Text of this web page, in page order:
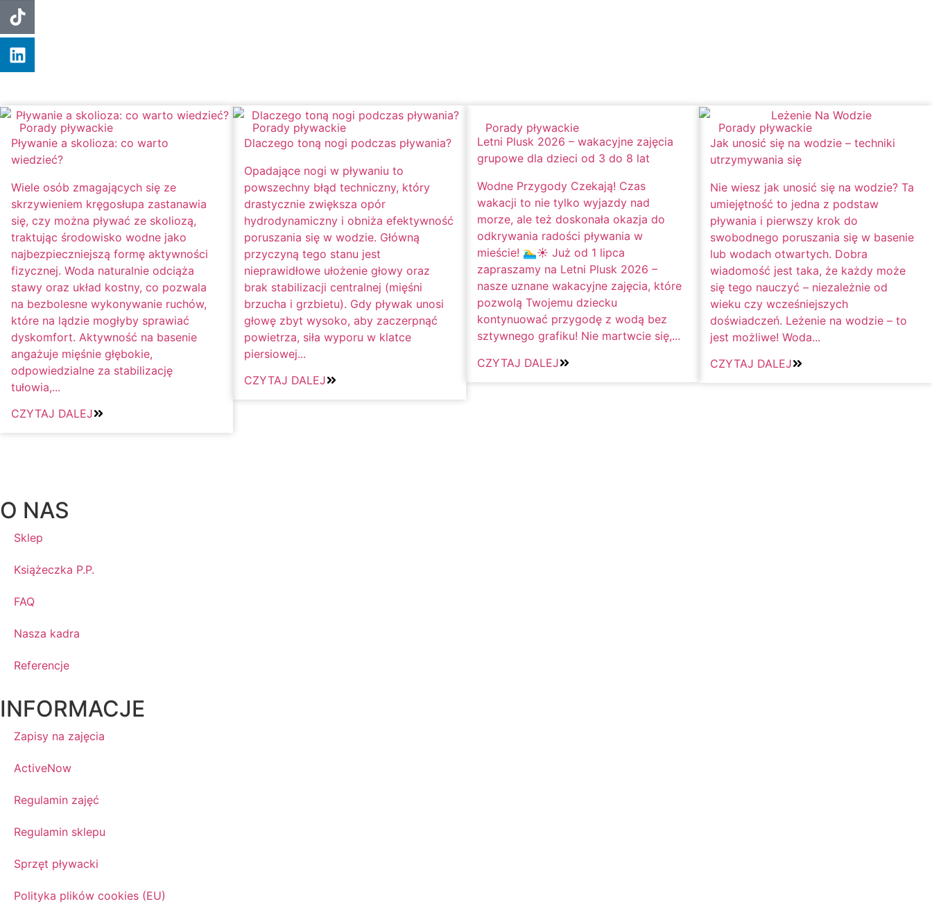
Porady pływackie
Pływanie a skolioza: co warto
wiedzieć?
Wiele osób zmagających się ze
skrzywieniem kręgosłupa zastanawia
się, czy można pływać ze skoliozą,
traktując środowisko wodne jako
najbezpieczniejszą formę aktywności
fizycznej. Woda naturalnie odciąża
stawy oraz układ kostny, co pozwala
na bezbolesne wykonywanie ruchów,
które na lądzie mogłyby sprawiać
dyskomfort. Aktywność na basenie
angażuje mięśnie głębokie,
odpowiedzialne za stabilizację
tułowia,...
CZYTAJ DALEJ
Porady pływackie
Dlaczego toną nogi podczas pływania?
Opadające nogi w pływaniu to
powszechny błąd techniczny, który
drastycznie zwiększa opór
hydrodynamiczny i obniża efektywność
poruszania się w wodzie. Główną
przyczyną tego stanu jest
nieprawidłowe ułożenie głowy oraz
brak stabilizacji centralnej (mięśni
brzucha i grzbietu). Gdy pływak unosi
głowę zbyt wysoko, aby zaczerpnąć
powietrza, siła wyporu w klatce
piersiowej...
CZYTAJ DALEJ
Porady pływackie
Letni Plusk 2026 – wakacyjne zajęcia
grupowe dla dzieci od 3 do 8 lat
Wodne Przygody Czekają! Czas
wakacji to nie tylko wyjazdy nad
morze, ale też doskonała okazja do
odkrywania radości pływania w
mieście! 🏊‍♂️☀️ Już od 1 lipca
zapraszamy na Letni Plusk 2026 –
nasze uznane wakacyjne zajęcia, które
pozwolą Twojemu dziecku
kontynuować przygodę z wodą bez
sztywnego grafiku! Nie martwcie się,...
CZYTAJ DALEJ
Porady pływackie
Jak unosić się na wodzie – techniki
utrzymywania się
Nie wiesz jak unosić się na wodzie? Ta
umiejętność to jedna z podstaw
pływania i pierwszy krok do
swobodnego poruszania się w basenie
lub wodach otwartych. Dobra
wiadomość jest taka, że każdy może
się tego nauczyć – niezależnie od
wieku czy wcześniejszych
doświadczeń. Leżenie na wodzie – to
jest możliwe! Woda...
CZYTAJ DALEJ
O NAS
Sklep
Książeczka P.P.
FAQ
Nasza kadra
Referencje
INFORMACJE
Zapisy na zajęcia
ActiveNow
Regulamin zajęć
Regulamin sklepu
Sprzęt pływacki
Polityka plików cookies (EU)